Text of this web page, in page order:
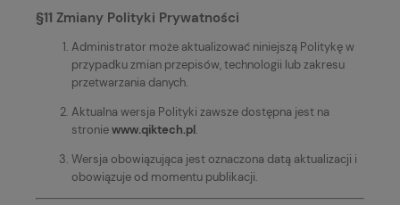
§11 Zmiany Polityki Prywatności
Administrator może aktualizować niniejszą Politykę w
przypadku zmian przepisów, technologii lub zakresu
przetwarzania danych.
Aktualna wersja Polityki zawsze dostępna jest na
stroniewww.qiktech.pl.
Wersja obowiązująca jest oznaczona datą aktualizacji i
obowiązuje od momentu publikacji.